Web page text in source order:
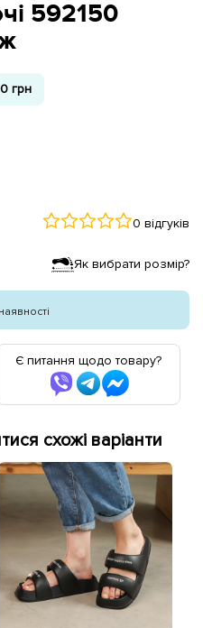
592150
грн
0 відгуків
Як вибрати розмір?
Є питання щодо товару?
схожі варіанти